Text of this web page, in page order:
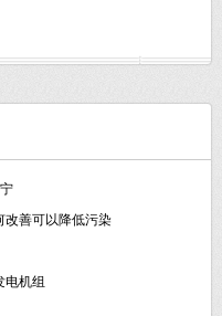
改善可以降低污染
电机组